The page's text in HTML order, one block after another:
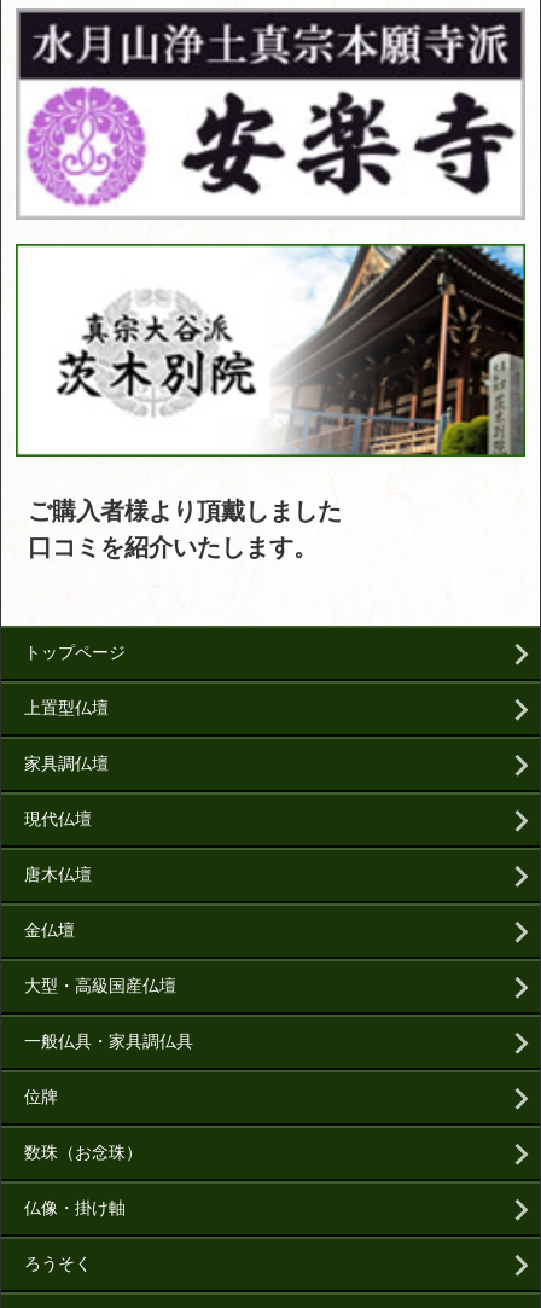
ご購入者様より頂戴しました
口コミを紹介いたします。
トップページ
上置型仏壇
家具調仏壇
現代仏壇
唐木仏壇
金仏壇
大型・高級国産仏壇
一般仏具・家具調仏具
位牌
数珠（お念珠）
仏像・掛け軸
ろうそく